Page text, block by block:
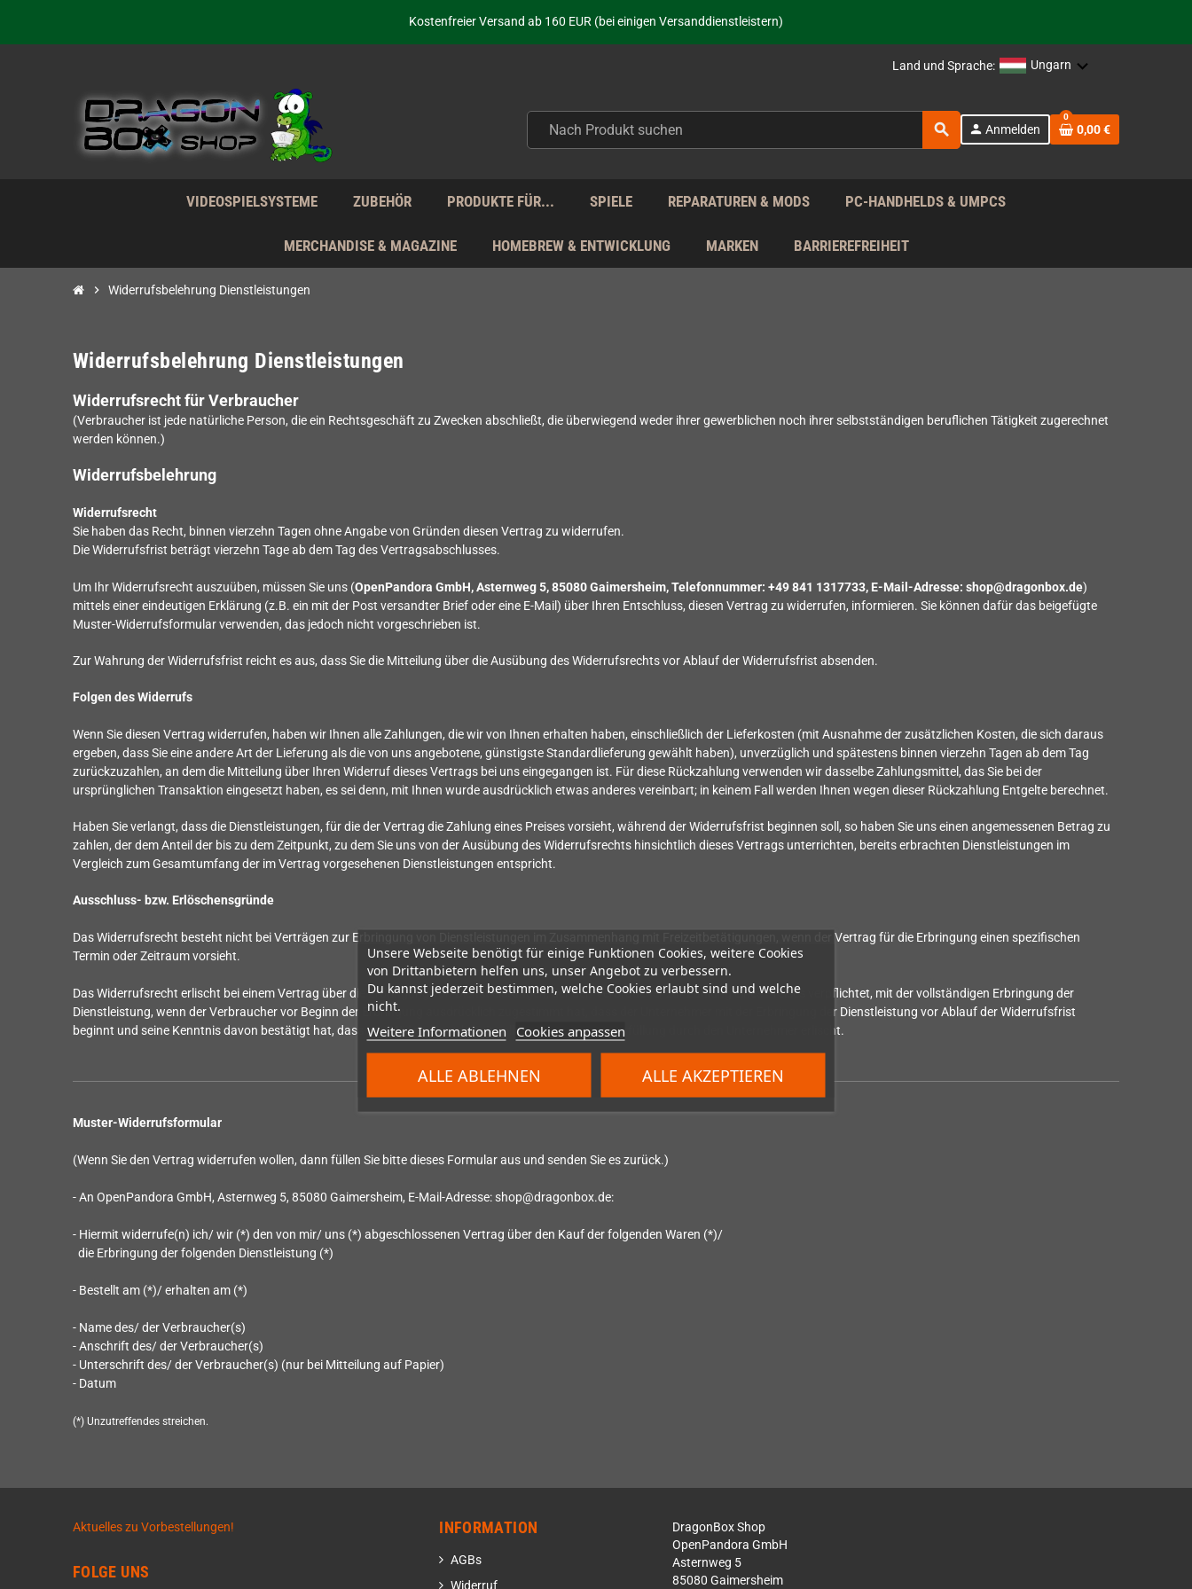
Kostenfreier Versand ab 160 EUR (bei einigen Versanddienstleistern)
Seit über 20 Jahren Deine Anlaufstelle für neue Retro-Hardware!
Täglicher Versand Mo - Fr aus Deutschland - zollfrei innerhalb der EU!
Land und Sprache: Ungarn
search person Anmelden
Unsere Webseite benötigt für einige Funktionen Cookies, weitere Cookies
von Drittanbietern helfen uns, unser Angebot zu verbessern.
Du kannst jederzeit bestimmen, welche Cookies erlaubt sind und welche
nicht.
Weitere Informationen Cookies anpassen
ALLE ABLEHNEN ALLE AKZEPTIEREN
0
0,00 €
VIDEOSPIELSYSTEME ZUBEHÖR PRODUKTE FÜR... SPIELE REPARATUREN & MODS PC-HANDHELDS & UMPCS
MERCHANDISE & MAGAZINE HOMEBREW & ENTWICKLUNG MARKEN BARRIEREFREIHEIT
chevron_right Widerrufsbelehrung Dienstleistungen
Widerrufsbelehrung Dienstleistungen
Widerrufsrecht für Verbraucher
(Verbraucher ist jede natürliche Person, die ein Rechtsgeschäft zu Zwecken abschließt, die überwiegend weder ihrer gewerblichen noch ihrer selbstständigen beruflichen Tätigkeit zugerechnet
werden können.)
Widerrufsbelehrung
Widerrufsrecht
Sie haben das Recht, binnen vierzehn Tagen ohne Angabe von Gründen diesen Vertrag zu widerrufen.
Die Widerrufsfrist beträgt vierzehn Tage ab dem Tag des Vertragsabschlusses.
Um Ihr Widerrufsrecht auszuüben, müssen Sie uns (OpenPandora GmbH, Asternweg 5, 85080 Gaimersheim, Telefonnummer: +49 841 1317733, E-Mail-Adresse: shop@dragonbox.de)
mittels einer eindeutigen Erklärung (z.B. ein mit der Post versandter Brief oder eine E-Mail) über Ihren Entschluss, diesen Vertrag zu widerrufen, informieren. Sie können dafür das beigefügte
Muster-Widerrufsformular verwenden, das jedoch nicht vorgeschrieben ist.
Zur Wahrung der Widerrufsfrist reicht es aus, dass Sie die Mitteilung über die Ausübung des Widerrufsrechts vor Ablauf der Widerrufsfrist absenden.
Folgen des Widerrufs
Wenn Sie diesen Vertrag widerrufen, haben wir Ihnen alle Zahlungen, die wir von Ihnen erhalten haben, einschließlich der Lieferkosten (mit Ausnahme der zusätzlichen Kosten, die sich daraus
ergeben, dass Sie eine andere Art der Lieferung als die von uns angebotene, günstigste Standardlieferung gewählt haben), unverzüglich und spätestens binnen vierzehn Tagen ab dem Tag
zurückzuzahlen, an dem die Mitteilung über Ihren Widerruf dieses Vertrags bei uns eingegangen ist. Für diese Rückzahlung verwenden wir dasselbe Zahlungsmittel, das Sie bei der
ursprünglichen Transaktion eingesetzt haben, es sei denn, mit Ihnen wurde ausdrücklich etwas anderes vereinbart; in keinem Fall werden Ihnen wegen dieser Rückzahlung Entgelte berechnet.
Haben Sie verlangt, dass die Dienstleistungen, für die der Vertrag die Zahlung eines Preises vorsieht, während der Widerrufsfrist beginnen soll, so haben Sie uns einen angemessenen Betrag zu
zahlen, der dem Anteil der bis zu dem Zeitpunkt, zu dem Sie uns von der Ausübung des Widerrufsrechts hinsichtlich dieses Vertrags unterrichten, bereits erbrachten Dienstleistungen im
Vergleich zum Gesamtumfang der im Vertrag vorgesehenen Dienstleistungen entspricht.
Ausschluss- bzw. Erlöschensgründe
Das Widerrufsrecht besteht nicht bei Verträgen zur Erbringung von Dienstleistungen im Zusammenhang mit Freizeitbetätigungen, wenn der Vertrag für die Erbringung einen spezifischen
Termin oder Zeitraum vorsieht.
Das Widerrufsrecht erlischt bei einem Vertrag über die Erbringung von Dienstleistungen, der den Verbraucher zur Zahlung eines Preises verpflichtet, mit der vollständigen Erbringung der
Dienstleistung, wenn der Verbraucher vor Beginn der Erbringung ausdrücklich zugestimmt hat, dass der Unternehmer mit der Erbringung der Dienstleistung vor Ablauf der Widerrufsfrist
beginnt und seine Kenntnis davon bestätigt hat, dass sein Widerrufsrecht mit vollständiger Vertragserfüllung durch den Unternehmer erlischt.
Muster-Widerrufsformular
(Wenn Sie den Vertrag widerrufen wollen, dann füllen Sie bitte dieses Formular aus und senden Sie es zurück.)
- An OpenPandora GmbH, Asternweg 5, 85080 Gaimersheim, E-Mail-Adresse: shop@dragonbox.de:
- Hiermit widerrufe(n) ich/ wir (*) den von mir/ uns (*) abgeschlossenen Vertrag über den Kauf der folgenden Waren (*)/
die Erbringung der folgenden Dienstleistung (*)
- Bestellt am (*)/ erhalten am (*)
- Name des/ der Verbraucher(s)
- Anschrift des/ der Verbraucher(s)
- Unterschrift des/ der Verbraucher(s) (nur bei Mitteilung auf Papier)
- Datum
(*) Unzutreffendes streichen.
Aktuelles zu Vorbestellungen!
FOLGE UNS
INFORMATION
AGBs
Widerruf
DragonBox Shop
OpenPandora GmbH
Asternweg 5
85080 Gaimersheim